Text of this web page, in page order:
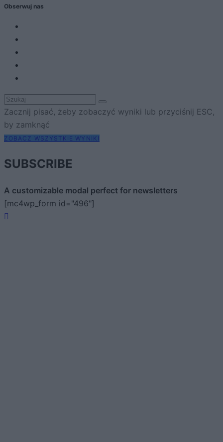
Obserwuj nas
Zacznij pisać, żeby zobaczyć wyniki lub przyciśnij ESC,
by zamknąć
ZOBACZ WSZYSTKIE WYNIKI
SUBSCRIBE
A customizable modal perfect for newsletters
[mc4wp_form id="496"]